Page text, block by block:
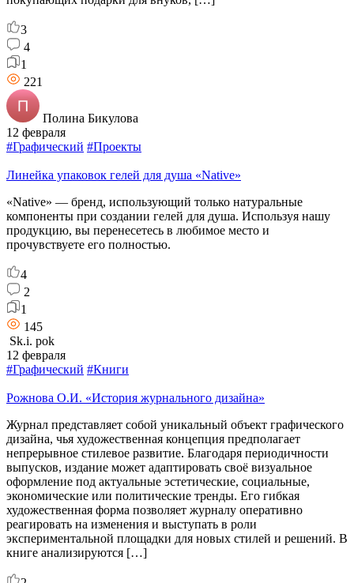
3
4
1
221
Полина Бикулова
12 февраля
#Графический #Проекты
Линейка упаковок гелей для душа «Native»
«Native» — бренд, использующий только натуральные
компоненты при создании гелей для душа. Используя нашу
продукцию, вы перенесетесь в любимое место и
прочувствуете его полностью.
4
2
1
145
Sk.i. pok
12 февраля
#Графический #Книги
Рожнова О.И. «История журнального дизайна»
Журнал представляет собой уникальный объект графического
дизайна, чья художественная концепция предполагает
непрерывное стилевое развитие. Благодаря периодичности
выпусков, издание может адаптировать своё визуальное
оформление под актуальные эстетические, социальные,
экономические или политические тренды. Его гибкая
художественная форма позволяет журналу оперативно
реагировать на изменения и выступать в роли
экспериментальной площадки для новых стилей и решений. В
книге анализируются […]